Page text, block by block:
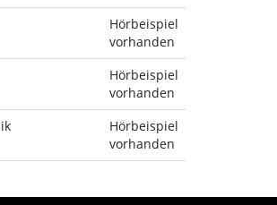
Hörbeispiel
vorhanden
Hörbeispiel
vorhanden
Hörbeispiel
vorhanden